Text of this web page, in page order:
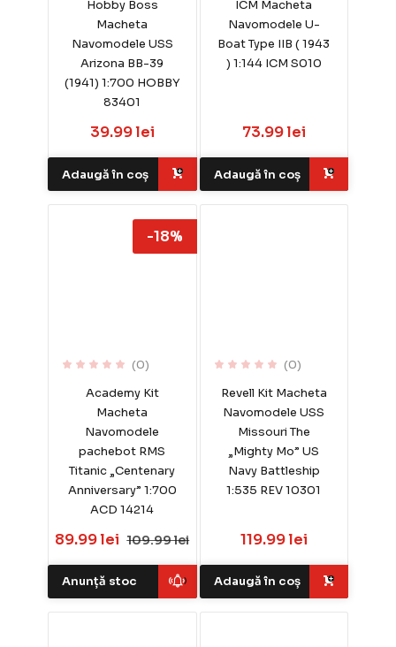
Hobby Boss
Macheta
Navomodele USS
Arizona BB-39
(1941) 1:700 HOBBY
83401
39.99 lei
Adaugă în coș
ICM Macheta
Navomodele U-
Boat Type IIB ( 1943
) 1:144 ICM S010
73.99 lei
Adaugă în coș
(0)
Academy Kit
Macheta
Navomodele
pachebot RMS
Titanic „Centenary
Anniversary” 1:700
ACD 14214
89.99 lei 109.99 lei
-18%
Anunță stoc
(0)
Revell Kit Macheta
Navomodele USS
Missouri The
„Mighty Mo” US
Navy Battleship
1:535 REV 10301
119.99 lei
Adaugă în coș